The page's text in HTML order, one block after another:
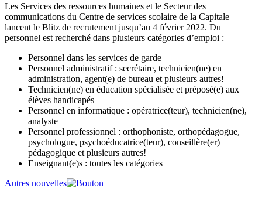
Les Services des ressources humaines et le Secteur des
communications du Centre de services scolaire de la Capitale
lancent le Blitz de recrutement jusqu’au 4 février 2022. Du
personnel est recherché dans plusieurs catégories d’emploi :
Personnel dans les services de garde
Personnel administratif : secrétaire, technicien(ne) en
administration, agent(e) de bureau et plusieurs autres!
Technicien(ne) en éducation spécialisée et préposé(e) aux
élèves handicapés
Personnel en informatique : opératrice(teur), technicien(ne),
analyste
Personnel professionnel : orthophoniste, orthopédagogue,
psychologue, psychoéducatrice(teur), conseillère(er)
pédagogique et plusieurs autres!
Enseignant(e)s : toutes les catégories
Autres nouvelles